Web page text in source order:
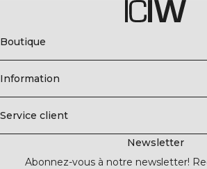
Boutique
Information
Service client
Newsletter
Abonnez-vous à notre newsletter!